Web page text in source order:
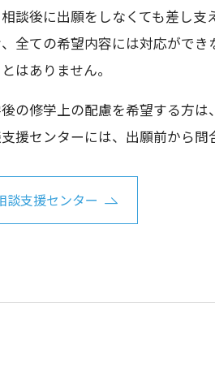
談後に出願をしなくても差し支
全ての希望内容には対応がで
はありません。
の修学上の配慮を希望する方は、
援センターには、出願前から問
談支援センター